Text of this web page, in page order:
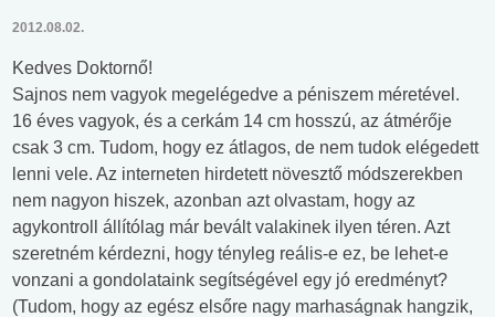
2012.08.02.
Kedves Doktornő!
Sajnos nem vagyok megelégedve a péniszem méretével.
16 éves vagyok, és a cerkám 14 cm hosszú, az átmérője
csak 3 cm. Tudom, hogy ez átlagos, de nem tudok elégedett
lenni vele. Az interneten hirdetett növesztő módszerekben
nem nagyon hiszek, azonban azt olvastam, hogy az
agykontroll állítólag már bevált valakinek ilyen téren. Azt
szeretném kérdezni, hogy tényleg reális-e ez, be lehet-e
vonzani a gondolataink segítségével egy jó eredményt?
(Tudom, hogy az egész elsőre nagy marhaságnak hangzik,